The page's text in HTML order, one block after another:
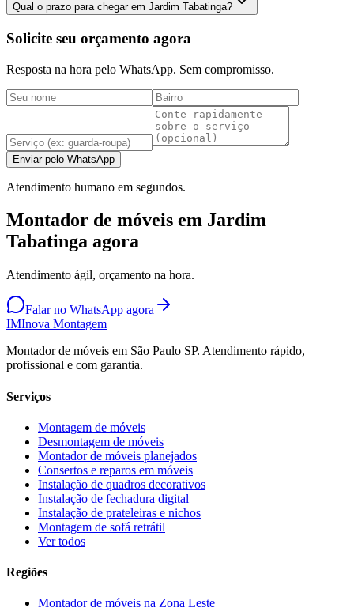
Qual o prazo para chegar em Jardim Tabatinga?
Solicite seu orçamento agora
Resposta na hora pelo WhatsApp. Sem compromisso.
Enviar pelo WhatsApp
Atendimento humano em segundos.
Montador de móveis em Jardim
Tabatinga agora
Atendimento ágil, orçamento na hora.
Falar no WhatsApp agora
IMInova Montagem
Montador de móveis em São Paulo SP. Atendimento rápido,
profissional e com garantia.
Serviços
Montagem de móveis
Desmontagem de móveis
Montador de móveis planejados
Consertos e reparos em móveis
Instalação de quadros decorativos
Instalação de fechadura digital
Instalação de prateleiras e nichos
Montagem de sofá retrátil
Ver todos
Regiões
Montador de móveis na Zona Leste